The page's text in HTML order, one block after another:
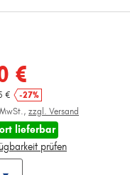
€
€
-27%
zzgl. Versand
lieferbar
prüfen